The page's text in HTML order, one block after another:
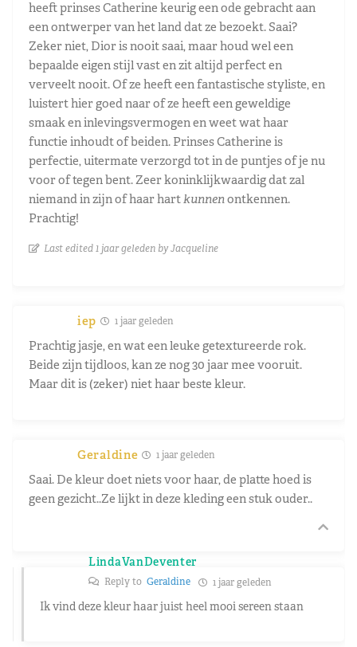
heeft prinses Catherine keurig een ode gebracht aan
een ontwerper van het land dat ze bezoekt. Saai?
Zeker niet, Dior is nooit saai, maar houd wel een
bepaalde eigen stijl vast en zit altijd perfect en
verveelt nooit. Of ze heeft een fantastische styliste, en
luistert hier goed naar of ze heeft een geweldige
smaak en inlevingsvermogen en weet wat haar
functie inhoudt of beiden. Prinses Catherine is
perfectie, uitermate verzorgd tot in de puntjes of je nu
voor of tegen bent. Zeer koninklijkwaardig dat zal
niemand in zijn of haar hart kunnen ontkennen.
Prachtig!
Last edited 1 jaar geleden by Jacqueline
iep 1 jaar geleden
Prachtig jasje, en wat een leuke getextureerde rok.
Beide zijn tijdloos, kan ze nog 30 jaar mee vooruit.
Maar dit is (zeker) niet haar beste kleur.
Geraldine 1 jaar geleden
Saai. De kleur doet niets voor haar, de platte hoed is
geen gezicht..Ze lijkt in deze kleding een stuk ouder..
LindaVanDeventer
Reply to Geraldine 1 jaar geleden
Ik vind deze kleur haar juist heel mooi sereen staan